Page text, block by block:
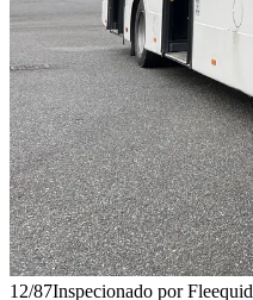
12/87Inspecionado por Fleequid